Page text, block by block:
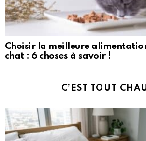
Choisir la meilleure
chat : 6 choses à savoir !
C’EST TOUT